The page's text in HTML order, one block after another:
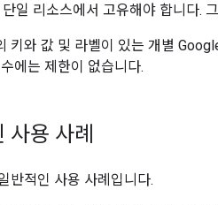
일 리소스에서 고유해야 합니다.
키와 값 및 라벨이 있는 개별
에는 제한이 없습니다.
사용 사례
반적인 사용 사례입니다.